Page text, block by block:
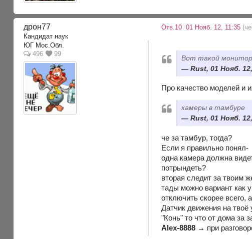
дрон77
Кандидат наук
ЮГ Мос.Обл.
496
99
Отв.10 01 Нояб. 12, 11:35
Вот такой монитор
Rust, 01 Нояб.
Про качество моделей и
камеры в тамбуре
Rust, 01 Нояб.
че за тамбур, тогда?
Если я правильно понял-
одна камера должна
потрындеть?
вторая следит за твоим
тады можно вариант как
отключить скорее всего,
Датчик движения на твоё
"Конь" то что от дома за
Alex-8888 → при